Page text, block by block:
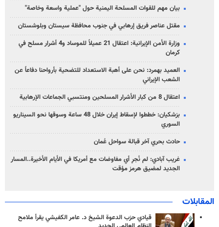
بيان مهم للقوات المسلحة اليمنية حول "عملية واسعة وخاصة"
مقتل عناصر فريق إرهابي في جنوب محافظة سيستان وبلوشستان
وزارة الأمن الإيرانية: اعتقال 21 عميلاً للموساد و4 أشرار مسلح في
كرمان
العميد بهمرد: نحن على أهبة الاستعداد للتضحية بأرواحنا دفاعاً عن
الشعب الإيراني
اعتقال 8 من كبار الأشرار المسلحين ومنتسبي الجماعات الإرهابية
بزشكيان: خططوا لإسقاط إيران خلال 48 ساعة وسوقها نحو السيناريو
السوري
حادث بحري آخر قبالة سواحل عُمان
غريب آبادي: لم نُجرِ أي مفاوضات مع أمريكا في الأيام الأخيرة..المسار
الجديد لمضيق هرمز مؤقت
المقابلات
قيادي حزب الدعوة الشيخ د. عامر الكفيشي يقرأ ملامح